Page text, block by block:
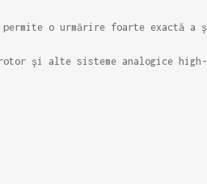
permite o urmărire foarte
și alte sisteme analogice high-